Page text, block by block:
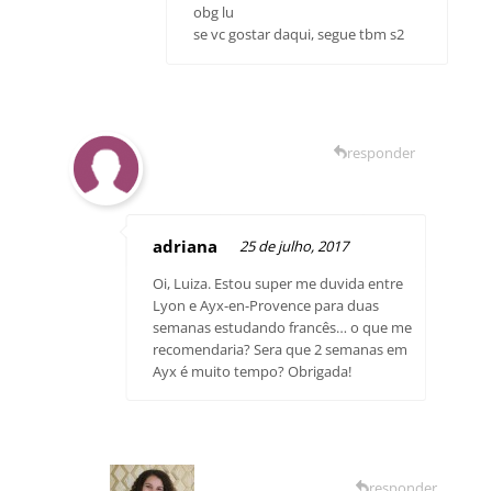
obg lu
se vc gostar daqui, segue tbm s2
adriana
25 de julho, 2017
Oi, Luiza. Estou super me duvida entre
Lyon e Ayx-en-Provence para duas
semanas estudando francês… o que me
recomendaria? Sera que 2 semanas em
Ayx é muito tempo? Obrigada!
responder